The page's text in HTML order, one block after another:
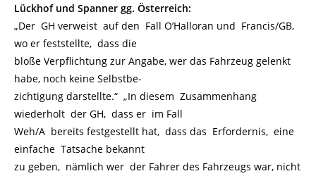
Lückhof und Spanner gg. Österreich:
„Der GH verweist auf den Fall O’Halloran und Francis/GB,
wo er feststellte, dass die
bloße Verpflichtung zur Angabe, wer das Fahrzeug gelenkt
habe, noch keine Selbstbe-
zichtigung darstellte.“ „In diesem Zusammenhang
wiederholt der GH, dass er im Fall
Weh/A bereits festgestellt hat, dass das Erfordernis, eine
einfache Tatsache bekannt
zu geben, nämlich wer der Fahrer des Fahrzeugs war, nicht